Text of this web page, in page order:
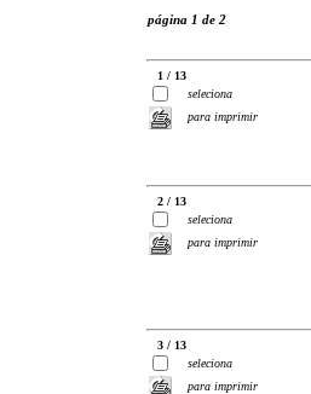
página 1 de 2
1 / 13
seleciona
para imprimir
2 / 13
seleciona
para imprimir
3 / 13
seleciona
para imprimir